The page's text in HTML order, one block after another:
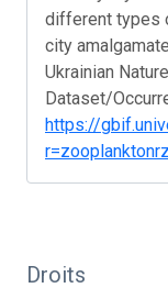
different types
city
Ukrainian
Dataset/
https://
Droits